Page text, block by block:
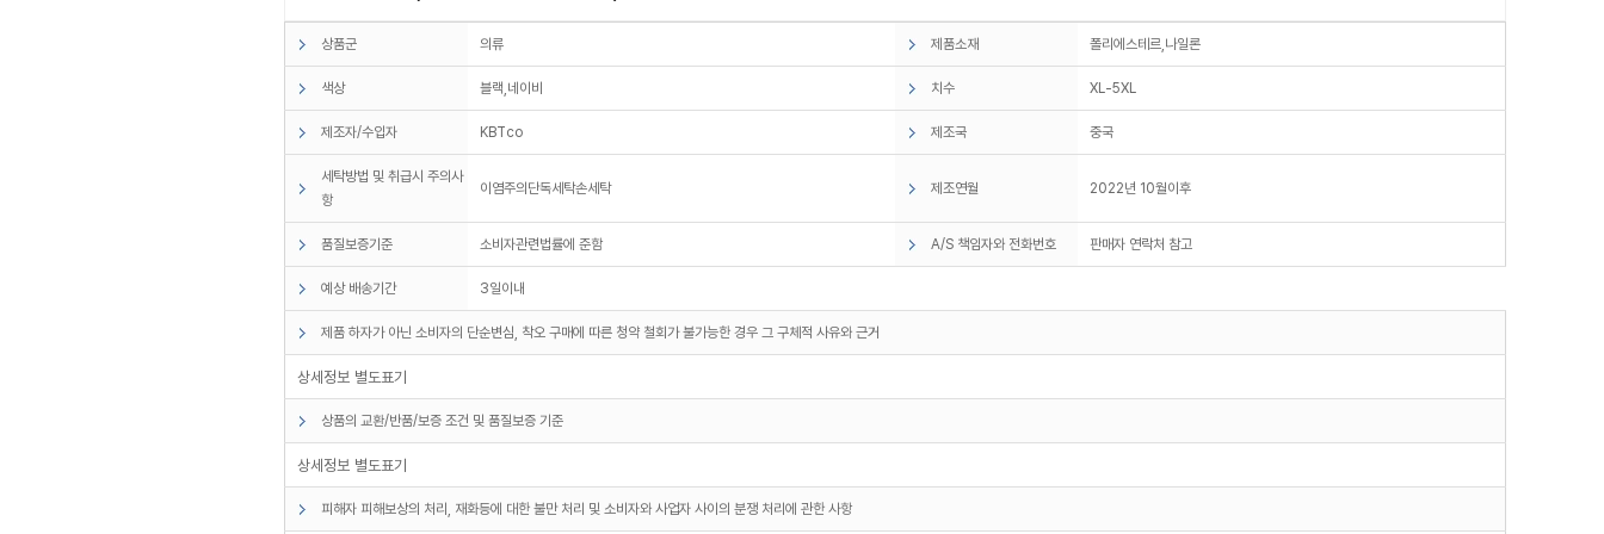
상품군 의류 제품소재 폴리에스테르,나일론
색상 블랙,네이비 치수 XL-5XL
제조자/수입자 KBTco 제조국 중국
세탁방법 및 취급시 주의사
항
이염주의단독세탁손세탁 제조연월 2022년 10월이후
품질보증기준 소비자관련법률에 준함 A/S 책임자와 전화번호 판매자 연락처 참고
예상 배송기간 3일이내
제품 하자가 아닌 소비자의 단순변심, 착오 구매에 따른 청약 철회가 불가능한 경우 그 구체적 사유와 근거
상세정보 별도표기
상품의 교환/반품/보증 조건 및 품질보증 기준
상세정보 별도표기
피해자 피해보상의 처리, 재화등에 대한 불만 처리 및 소비자와 사업자 사이의 분쟁 처리에 관한 사항